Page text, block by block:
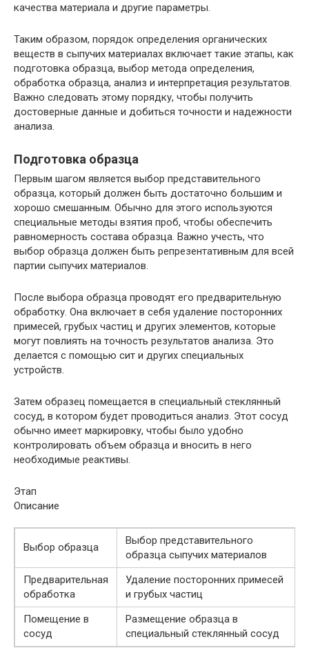
качества материала и другие параметры.
Таким образом, порядок определения органических
веществ в сыпучих материалах включает такие этапы, как
подготовка образца, выбор метода определения,
обработка образца, анализ и интерпретация результатов.
Важно следовать этому порядку, чтобы получить
достоверные данные и добиться точности и надежности
анализа.
Подготовка образца
Первым шагом является выбор представительного
образца, который должен быть достаточно большим и
хорошо смешанным. Обычно для этого используются
специальные методы взятия проб, чтобы обеспечить
равномерность состава образца. Важно учесть, что
выбор образца должен быть репрезентативным для всей
партии сыпучих материалов.
После выбора образца проводят его предварительную
обработку. Она включает в себя удаление посторонних
примесей, грубых частиц и других элементов, которые
могут повлиять на точность результатов анализа. Это
делается с помощью сит и других специальных
устройств.
Затем образец помещается в специальный стеклянный
сосуд, в котором будет проводиться анализ. Этот сосуд
обычно имеет маркировку, чтобы было удобно
контролировать объем образца и вносить в него
необходимые реактивы.
Этап
Описание
Выбор образца
Выбор представительного
образца сыпучих материалов
Предварительная
обработка
Удаление посторонних примесей
и грубых частиц
Помещение в
сосуд
Размещение образца в
специальный стеклянный сосуд